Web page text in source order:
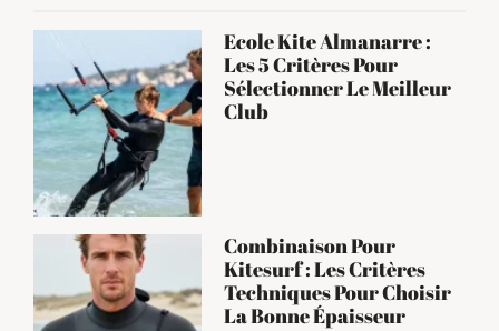
Ecole Kite Almanarre :
Les 5 Critères Pour
Sélectionner Le Meilleur
Club
Combinaison Pour
Kitesurf : Les Critères
Techniques Pour Choisir
La Bonne Épaisseur